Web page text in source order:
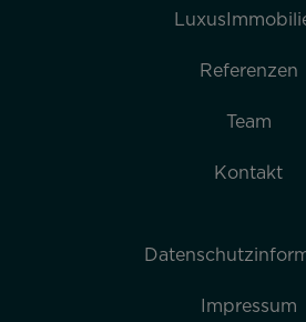
Referenzen
Team
Kontakt
Impressum